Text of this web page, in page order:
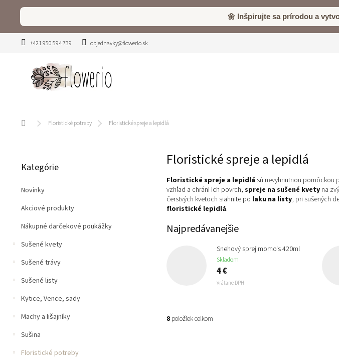
🌼 Inšpirujte sa prírodou a
+421 950 594 739 objednavky@flowerio.sk
Domov Floristické potreby Floristické spreje a lepidlá
č
ý
p
n
l
kategórie
Kategórie
Novinky
Akciové produkty
Nákupné darčekové poukážky
Sušené kvety
Sušené trávy
Sušené listy
Kytice, Vence, sady
Machy a lišajníky
Sušina
Floristické potreby
Floristické spreje a lepidlá
Floristické spreje a lepidlá sú nevyhnutnou pomôckou
vzhľad a chráni ich povrch, spreje na sušené kvety na
čerstvých kvetoch siahnite po laku na listy, pri sušených
floristické lepidlá.
Najpredávanejšie
Snehový sprej momo's 420ml
Skladom
4 €
Vrátane DPH
8 položiek celkom